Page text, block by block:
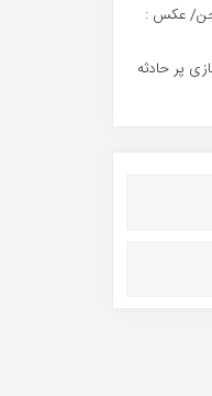
عکس :
پر حادثه